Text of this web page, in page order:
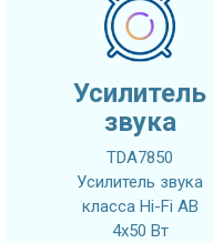
Усилитель
звука
TDA7850
Усилитель звука
класса Hi-Fi AB
4x50 Вт